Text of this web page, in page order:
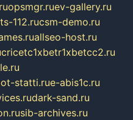
opsmgr.ruev-gallery.ru
112.rucsm-demo.ru
allseo-host.ru
cricetc1xbetr1xbetcc2.ru
statti.rue-abis1c.ru
dark-sand.ru
sib-archives.ru